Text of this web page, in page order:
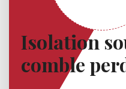
Isolation
comble